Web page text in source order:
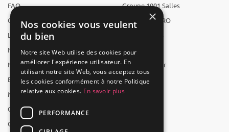
FAQ
Qui sommes-nous ?
L'équipe
Nous recrutons
Nos partenaires
Espace presse
Mentions légales
CGV
CGU
Groupe 1001 Salles
1001 Salles PRO
1001 Traiteurs
1001 Artistes
Reserverunbar
MP2
×
Nos cookies vous veulent
du bien
Notre site Web utilise des cookies pour
améliorer l'expérience utilisateur. En
utilisant notre site Web, vous acceptez tous
les cookies conformément à notre Politique
relative aux cookies. En savoir plus
PERFORMANCE